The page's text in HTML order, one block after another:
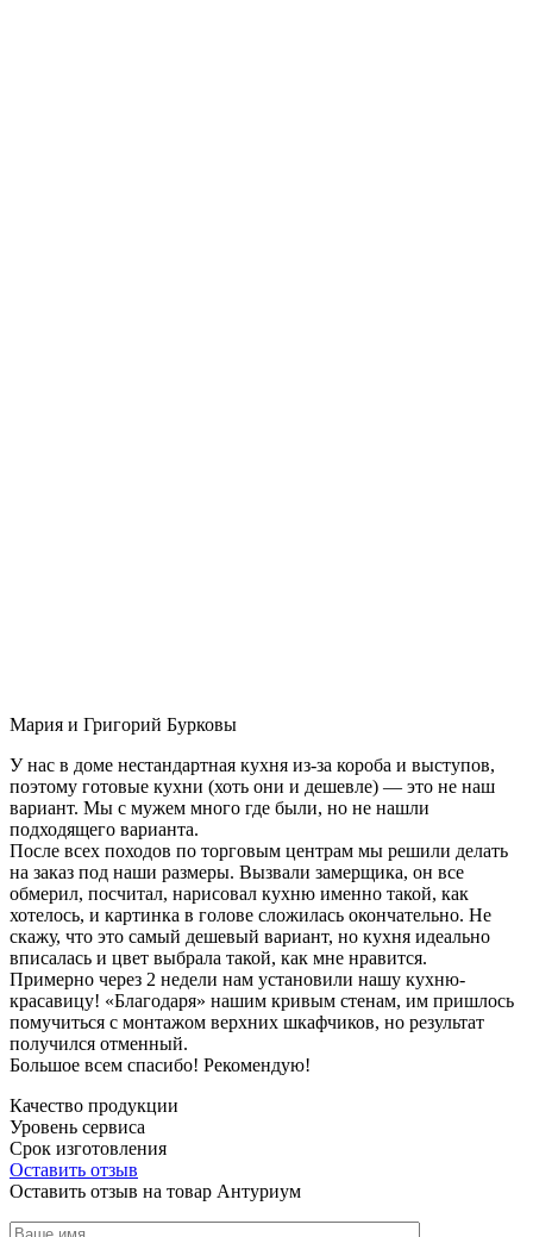
Мария и Григорий Бурковы
У нас в доме нестандартная кухня из-за короба и выступов,
поэтому готовые кухни (хоть они и дешевле) — это не наш
вариант. Мы с мужем много где были, но не нашли
подходящего варианта.
После всех походов по торговым центрам мы решили делать
на заказ под наши размеры. Вызвали замерщика, он все
обмерил, посчитал, нарисовал кухню именно такой, как
хотелось, и картинка в голове сложилась окончательно. Не
скажу, что это самый дешевый вариант, но кухня идеально
вписалась и цвет выбрала такой, как мне нравится.
Примерно через 2 недели нам установили нашу кухню-
красавицу! «Благодаря» нашим кривым стенам, им пришлось
помучиться с монтажом верхних шкафчиков, но результат
получился отменный.
Большое всем спасибо! Рекомендую!
Качество продукции
Уровень сервиса
Срок изготовления
Оставить отзыв
Оставить отзыв на товар Антуриум